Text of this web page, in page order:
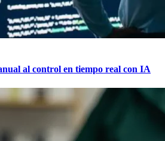
al control en tiempo real con IA